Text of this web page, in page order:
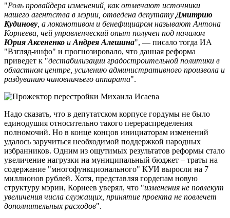
"Роль провайдера изменений, как отмечают источники
нашего агентства в мэрии, отведена депутату Дмитрию
Кудинову , а локомотивом и бенефициаром называют Антона
Корнеева, чей управленческий опыт получен под началом
Юрия Аксененко и Андрея Алешина", — писало тогда ИА
"Взгляд-инфо" и прогнозировало, что данная реформа
приведет к "дестабилизации градостроительной политики в
областном центре, усилению административного произвола и
раздуванию чиновничьего аппарата".
Надо сказать, что в депутатском корпусе гордумы не было
единодушия относительно такого перераспределения
полномочий. Но в конце концов инициаторам изменений
удалось заручиться необходимой поддержкой народных
избранников. Одним из ощутимых результатов реформы стало
увеличение нагрузки на муниципальный бюджет – траты на
содержание "многофункционального" КУИ выросли на 7
миллионов рублей. Хотя, представляя гордепам новую
структуру мэрии, Корнеев уверял, что "изменения не повлекут
увеличения числа служащих, принятие проекта не повлечет
дополнительных расходов".